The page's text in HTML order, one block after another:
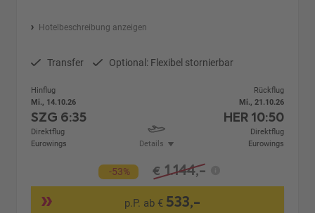
Hotelbeschreibung anzeigen
Transfer Optional: Flexibel stornierbar
Hinflug
Mi., 14.10.26
SZG 6:35
Direktflug
Eurowings
Details
Rückflug
Mi., 21.10.26
HER 10:50
Direktflug
Eurowings
-53% € 1.144,-
p.P. ab € 533,-